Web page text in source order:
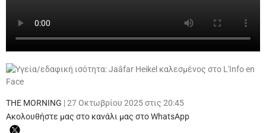
THE MORNING |27 Οκτωβρίου 2025 στις 20:45
Ακολουθήστε μας στο κανάλι μας στο WhatsApp